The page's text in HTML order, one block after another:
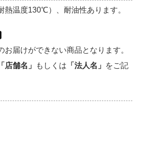
熱温度130℃）、耐油性あります。
お届けができない商品となります。
「店舗名」 もしくは 「法人名」
をご記